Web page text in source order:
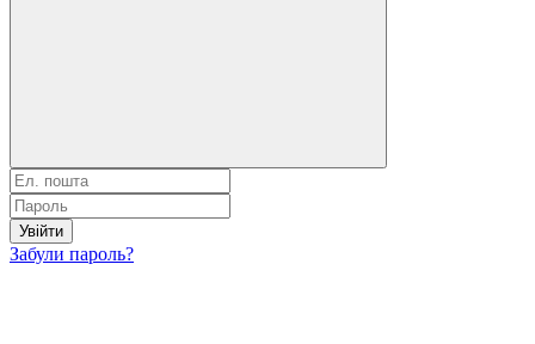
Увійти
Забули пароль?